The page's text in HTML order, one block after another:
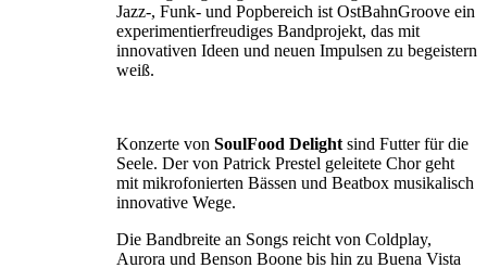
Jazz-, Funk- und Popbereich ist OstBahnGroove ein
experimentierfreudiges Bandprojekt, das mit
innovativen Ideen und neuen Impul­sen zu begeistern
weiß.
Konzerte von SoulFood Delight sind Futter für die
Seele. Der von Patrick Prestel geleitete Chor geht
mit mikrofonierten Bässen und Beatbox musikalisch
innovative Wege.
Die Bandbreite an Songs reicht von Coldplay,
Aurora und Benson Boone bis hin zu Buena Vista